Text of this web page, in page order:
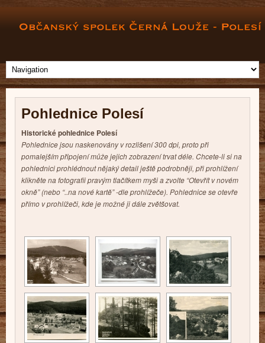
Pohlednice Polesí
Historické pohlednice Polesí
Pohlednice jsou naskenovány v rozlišení 300 dpi, proto při
pomalejším připojení může jejich zobrazení trvat déle. Chcete-li si na
pohlednici prohlédnout nějaký detail ještě podrobněji, při prohlížení
klikněte na fotografii pravým tlačítkem myši a zvolte “Otevřít v novém
okně” (nebo “..na nové kartě” -dle prohlížeče). Pohlednice se otevře
přímo v prohlížeči, kde je možné ji dále zvětšovat.